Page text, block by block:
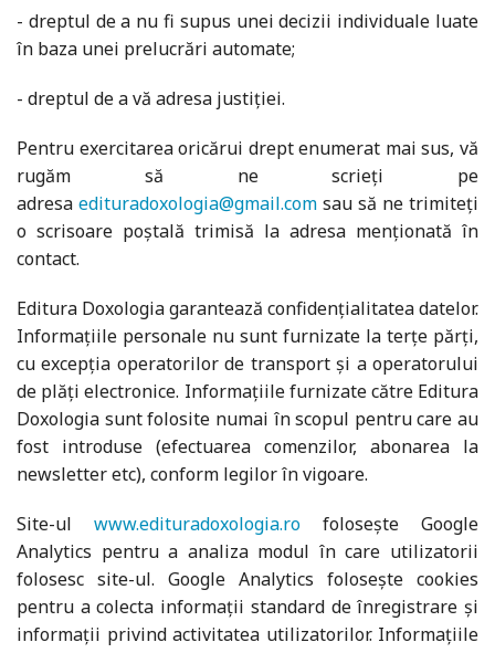
- dreptul de a nu fi supus unei decizii individuale luate
în baza unei prelucrări automate;
- dreptul de a vă adresa justiţiei.
Pentru exercitarea oricărui drept enumerat mai sus, vă
rugăm să ne scrieți pe
adresa edituradoxologia@gmail.com sau să ne trimiteți
o scrisoare poștală trimisă la adresa menționată în
contact.
Editura Doxologia garantează confidențialitatea datelor.
Informațiile personale nu sunt furnizate la terțe părți,
cu excepția operatorilor de transport și a operatorului
de plăți electronice. Informațiile furnizate către Editura
Doxologia sunt folosite numai în scopul pentru care au
fost introduse (efectuarea comenzilor, abonarea la
newsletter etc), conform legilor în vigoare.
Site-ul www.edituradoxologia.ro folosește Google
Analytics pentru a analiza modul în care utilizatorii
folosesc site-ul. Google Analytics folosește cookies
pentru a colecta informații standard de înregistrare și
informații privind activitatea utilizatorilor. Informațiile